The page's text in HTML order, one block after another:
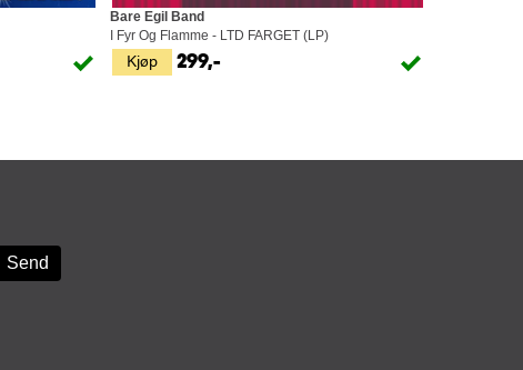
Kjøp
Bare Egil Band
I Fyr Og Flamme - LTD FARGET (LP)
299,-